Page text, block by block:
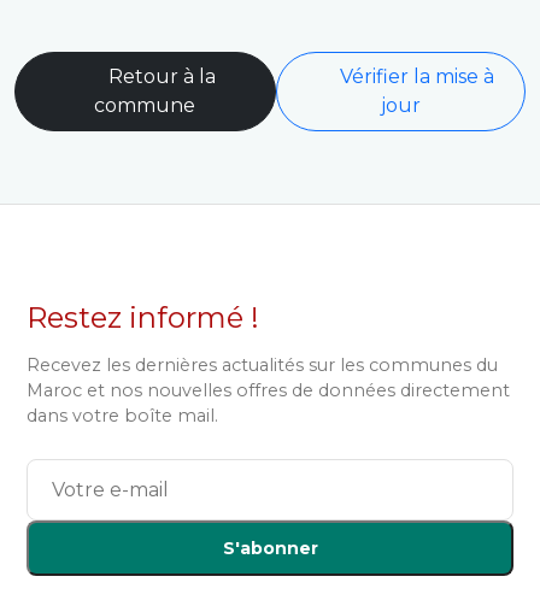
Retour à la
commune
Vérifier la mise à
jour
Restez informé !
Recevez les dernières actualités sur les communes du
Maroc et nos nouvelles offres de données directement
dans votre boîte mail.
S'abonner